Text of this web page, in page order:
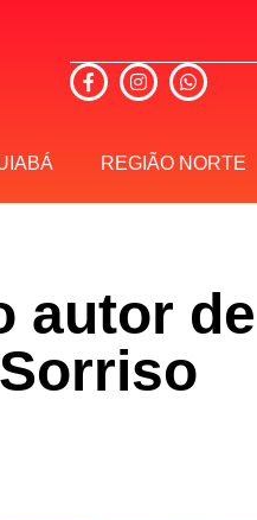
REGIÃO NORTE
autor de